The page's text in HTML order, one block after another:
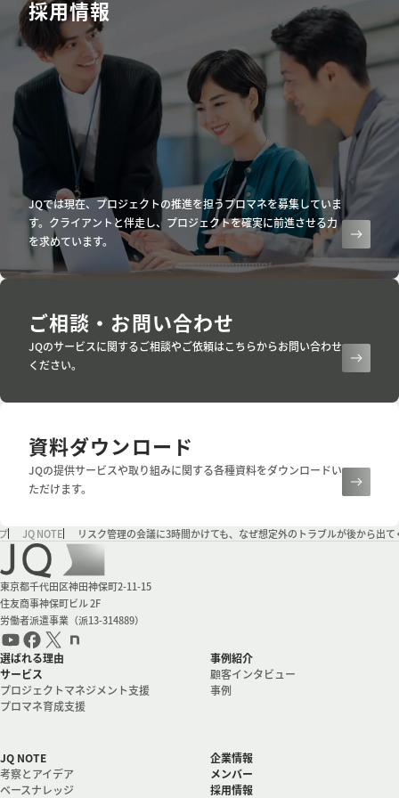
us.
採用情報
JQでは現在、プロジェクトの推進を担うプロマネを募集していま
す。クライアントと伴走し、プロジェクトを確実に前進させる力
を求めています。
ご相談・お問い合わせ
JQのサービスに関するご相談やご依頼はこちらからお問い合わせ
ください。
資料ダウンロード
JQの提供サービスや取り組みに関する各種資料をダウンロードい
ただけます。
JQ NOTE リスク管理の会議に3時間かけても、なぜ想定外のトラブルが後から出て
会社情報
東京都千代田区神田神保町2-11-15
住友商事神保町ビル 2F
労働者派遣事業（派13-314889）
選ばれる理由
サービス
プロジェクトマネジメント支援
プロマネ育成支援
事例紹介
顧客インタビュー
事例
JQ NOTE
考察とアイデア
ベースナレッジ
企業情報
メンバー
採用情報